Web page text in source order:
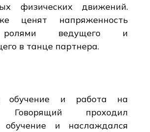
физических движений.
ценят напряженность
ведущего и
в танце партнера.
обучение и работа на
Говорящий проходил
и наслаждался